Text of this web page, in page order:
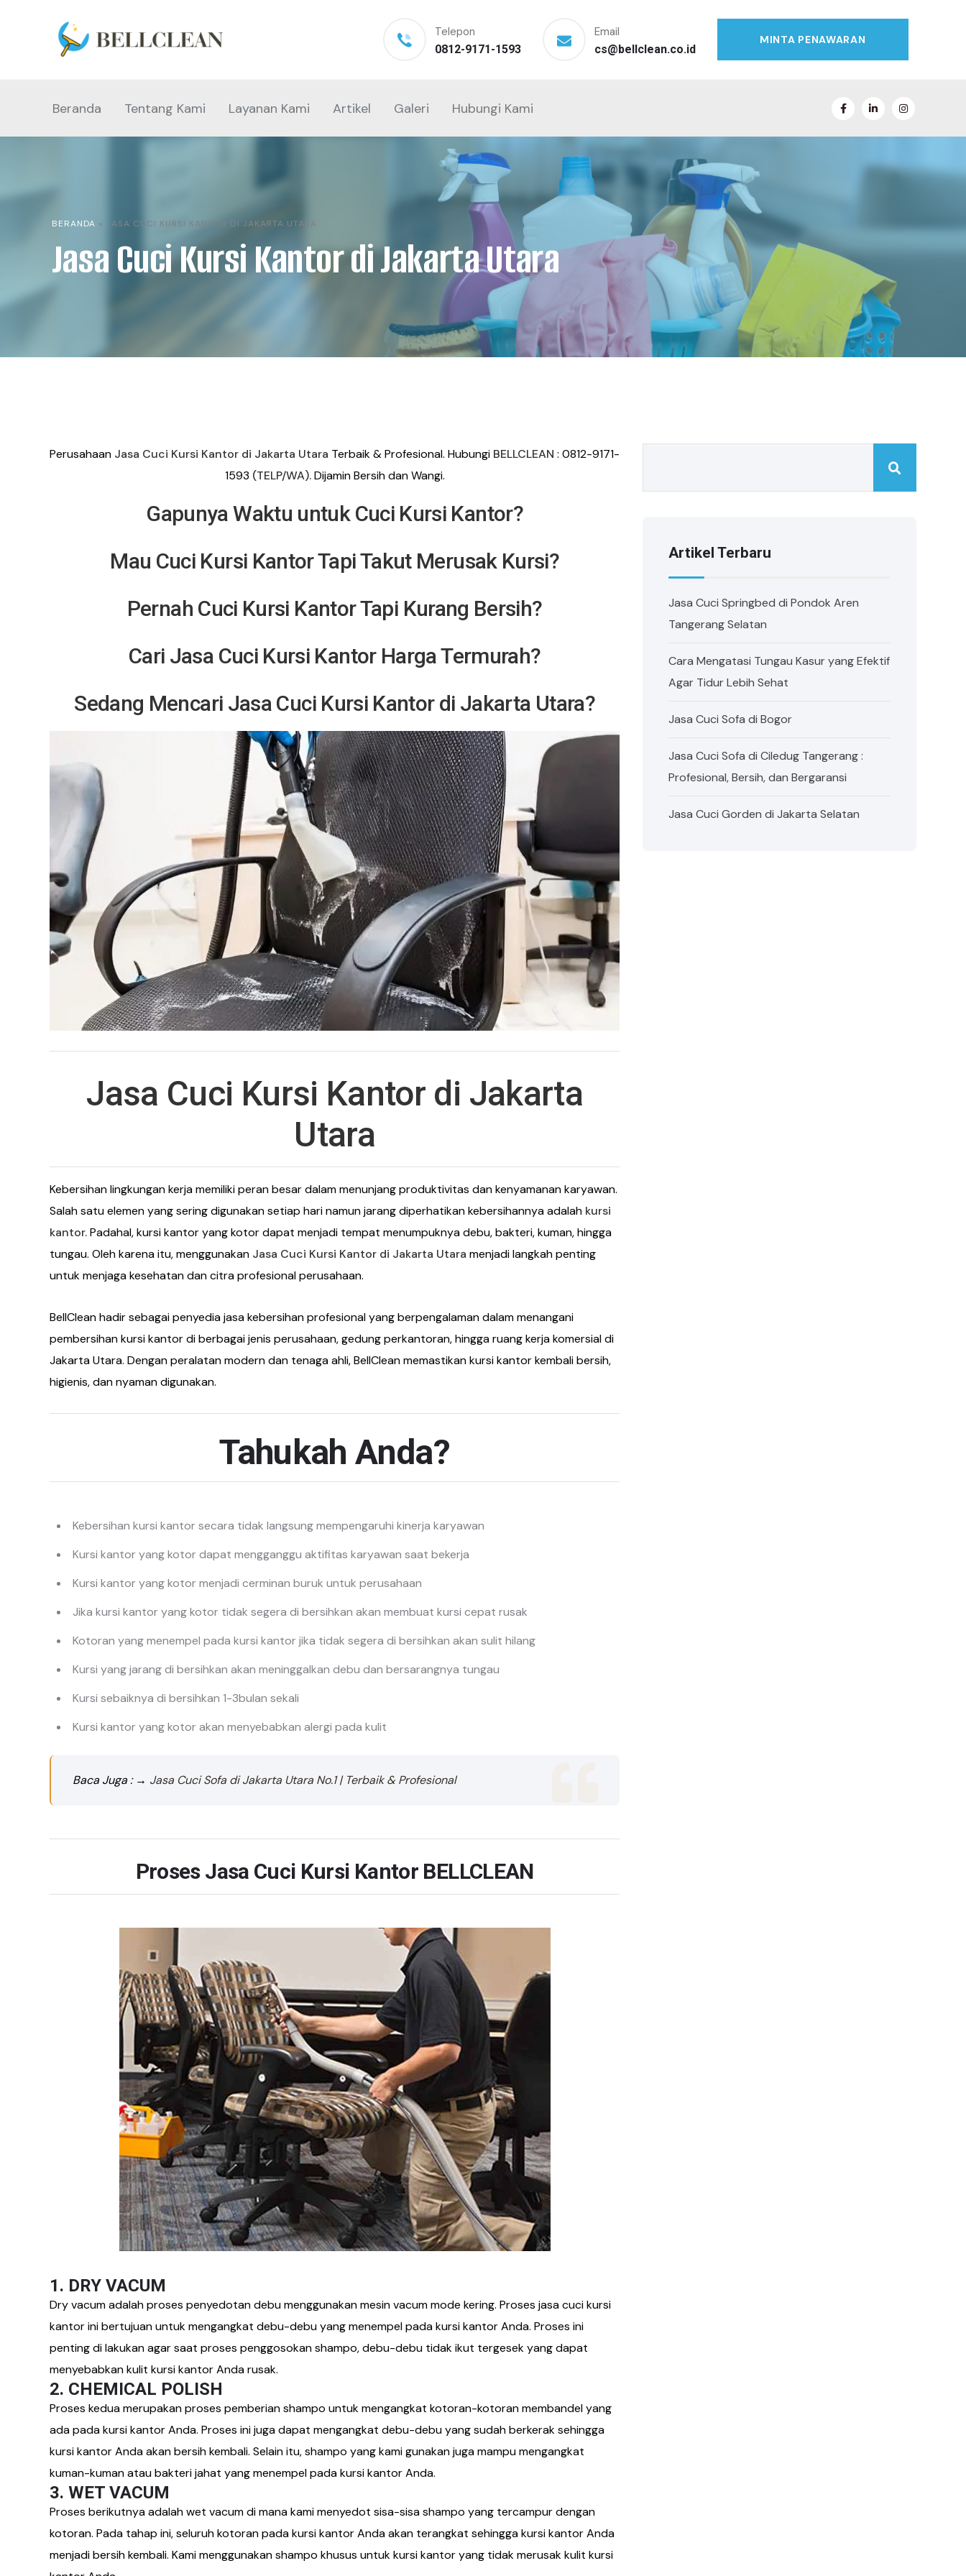
Telepon
0812-9171-1593
Email
cs@bellclean.co.id
MINTA PENAWARAN
Beranda Tentang Kami Layanan Kami Artikel Galeri Hubungi Kami
BERANDA » JASA CUCI KURSI KANTOR DI JAKARTA UTARA
Jasa Cuci Kursi Kantor di Jakarta Utara
Perusahaan Jasa Cuci Kursi Kantor di Jakarta Utara Terbaik &Profesional. Hubungi BELLCLEAN : 0812-9171-
1593 (TELP/WA).Dijamin Bersih dan Wangi.
Gapunya Waktu untuk Cuci Kursi Kantor?
Mau Cuci Kursi Kantor Tapi Takut Merusak Kursi?
Pernah Cuci Kursi Kantor Tapi Kurang Bersih?
Cari Jasa Cuci Kursi Kantor Harga Termurah?
Sedang Mencari Jasa Cuci Kursi Kantor di Jakarta Utara?
Jasa Cuci Kursi Kantor di Jakarta
Utara
Kebersihan lingkungan kerja memiliki peran besar dalam menunjang produktivitas dan kenyamanan karyawan.
Salah satu elemen yang sering digunakan setiap hari namun jarang diperhatikan kebersihannya adalah kursi
kantor.Padahal, kursi kantor yang kotor dapat menjadi tempat menumpuknya debu, bakteri, kuman, hingga
tungau. Oleh karena itu, menggunakan Jasa Cuci Kursi Kantor di Jakarta Utara menjadi langkah penting
untuk menjaga kesehatan dan citra profesional perusahaan.
BellClean hadir sebagai penyedia jasa kebersihan profesional yang berpengalaman dalam menangani
pembersihan kursi kantor di berbagai jenis perusahaan, gedung perkantoran, hingga ruang kerja komersial di
Jakarta Utara. Dengan peralatan modern dan tenaga ahli, BellClean memastikan kursi kantor kembali bersih,
higienis, dan nyaman digunakan.
Tahukah Anda?
Kebersihan kursi kantor secara tidak langsung mempengaruhi kinerja karyawan
Kursi kantor yang kotor dapat mengganggu aktifitas karyawan saat bekerja
Kursi kantor yang kotor menjadi cerminan buruk untuk perusahaan
Jika kursi kantor yang kotor tidak segera di bersihkan akan membuat kursi cepat rusak
Kotoran yang menempel pada kursi kantor jika tidak segera di bersihkan akan sulit hilang
Kursi yang jarang di bersihkan akan meninggalkan debu dan bersarangnya tungau
Kursi sebaiknya di bersihkan 1-3bulan sekali
Kursi kantor yang kotor akan menyebabkan alergi pada kulit
Baca Juga : → Jasa Cuci Sofa di Jakarta Utara No.1 | Terbaik & Profesional
Proses Jasa Cuci Kursi Kantor BELLCLEAN
1. DRY VACUM
Dry vacum adalah proses penyedotan debu menggunakan mesin vacum mode kering. Proses jasa cuci kursi
kantor ini bertujuan untuk mengangkat debu-debu yang menempel pada kursi kantor Anda. Proses ini
penting di lakukan agar saat proses penggosokan shampo, debu-debu tidak ikut tergesek yang dapat
menyebabkan kulit kursi kantor Anda rusak.
2. CHEMICAL POLISH
Proses kedua merupakan proses pemberian shampo untuk mengangkat kotoran-kotoran membandel yang
ada pada kursi kantor Anda. Proses ini juga dapat mengangkat debu-debu yang sudah berkerak sehingga
kursi kantor Anda akan bersih kembali. Selain itu, shampo yang kami gunakan juga mampu mengangkat
kuman-kuman atau bakteri jahat yang menempel pada kursi kantor Anda.
3. WET VACUM
Proses berikutnya adalah wet vacum di mana kami menyedot sisa-sisa shampo yang tercampur dengan
kotoran. Pada tahap ini, seluruh kotoran pada kursi kantor Anda akan terangkat sehingga kursi kantor Anda
menjadi bersih kembali. Kami menggunakan shampo khusus untuk kursi kantor yang tidak merusak kulit kursi
Artikel Terbaru
Jasa Cuci Springbed di Pondok Aren
Tangerang Selatan
Cara Mengatasi Tungau Kasur yang Efektif
Agar Tidur Lebih Sehat
Jasa Cuci Sofa di Bogor
Jasa Cuci Sofa di Ciledug Tangerang :
Profesional, Bersih, dan Bergaransi
Jasa Cuci Gorden di Jakarta Selatan